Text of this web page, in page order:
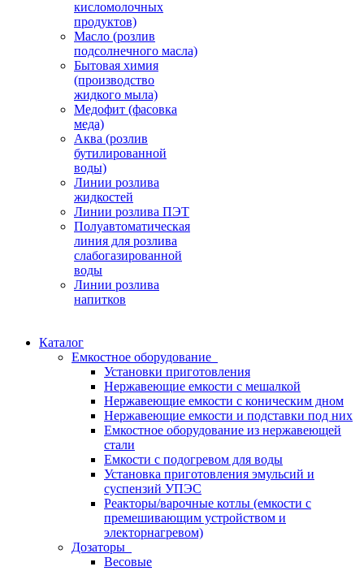
кисломолочных
продуктов)
Масло (розлив
подсолнечного масла)
Бытовая химия
(производство
жидкого мыла)
Медофит (фасовка
меда)
Аква (розлив
бутилированной
воды)
Линии розлива
жидкостей
Линии розлива ПЭТ
Полуавтоматическая
линия для розлива
слабогазированной
воды
Линии розлива
напитков
Каталог
Емкостное оборудование
Установки приготовления
Нержавеющие емкости с мешалкой
Нержавеющие емкости с коническим дном
Нержавеющие емкости и подставки под них
Емкостное оборудование из нержавеющей
стали
Емкости с подогревом для воды
Установка приготовления эмульсий и
суспензий УПЭС
Реакторы/варочные котлы (емкости с
премешивающим устройством и
электорнагревом)
Дозаторы
Весовые